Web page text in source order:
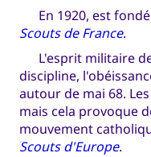
En 1920, est
Scouts de France.
L'esprit militaire
discipline,
autour de mai 68.
mais cela provoque
mouvement
Scouts d'Europe.